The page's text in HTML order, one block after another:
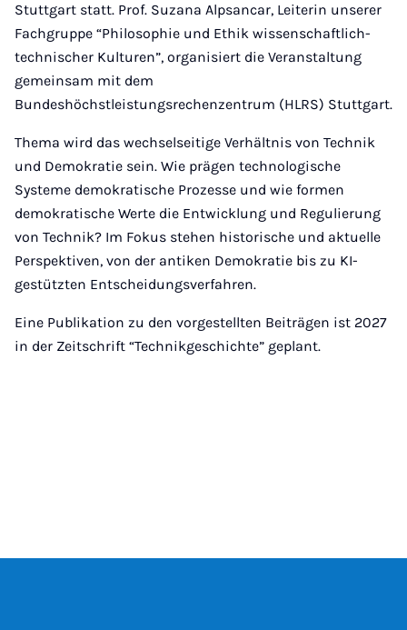
Stuttgart statt. Prof. Suzana Alpsancar, Leiterin unserer
Fachgruppe “Philosophie und Ethik wissenschaftlich-
technischer Kulturen”, organisiert die Veranstaltung
gemeinsam mit dem
Bundeshöchstleistungsrechenzentrum (HLRS) Stuttgart.
Thema wird das wechselseitige Verhältnis von Technik
und Demokratie sein. Wie prägen technologische
Systeme demokratische Prozesse und wie formen
demokratische Werte die Entwicklung und Regulierung
von Technik? Im Fokus stehen historische und aktuelle
Perspektiven, von der antiken Demokratie bis zu KI-
gestützten Entscheidungsverfahren.
Eine Publikation zu den vorgestellten Beiträgen ist 2027
in der Zeitschrift “Technikgeschichte” geplant.